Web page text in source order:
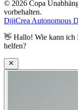
© 2026 Copa
vorbehalten.
DijiCrea Autonomous
👋 Hallo! Wie kann ich
helfen?